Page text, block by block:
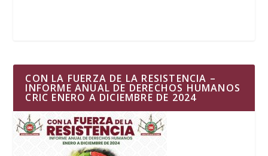
CON LA FUERZA DE LA RESISTENCIA –
INFORME ANUAL DE DERECHOS HUMANOS
CRIC ENERO A DICIEMBRE DE 2024